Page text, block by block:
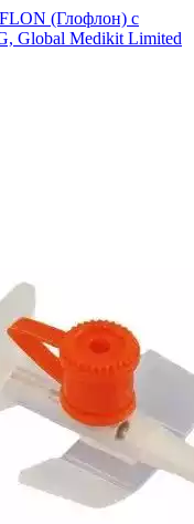
(Глофлон) с
Global Medikit Limited